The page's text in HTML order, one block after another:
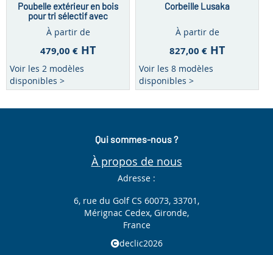
Poubelle extérieur en bois
pour tri sélectif avec
cendrier Thimbu – 2 x 60 L
À partir de
479,00 € HT
Voir les 2 modèles
disponibles >
Corbeille Lusaka
À partir de
827,00 € HT
Voir les 8 modèles
disponibles >
Qui sommes-nous ?
À propos de nous
Adresse :
6, rue du Golf CS 60073, 33701,
Mérignac Cedex, Gironde,
France
declic2026